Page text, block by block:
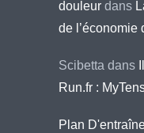
douleur dans
de l’économie
Scibetta dans
Run.fr :
Plan